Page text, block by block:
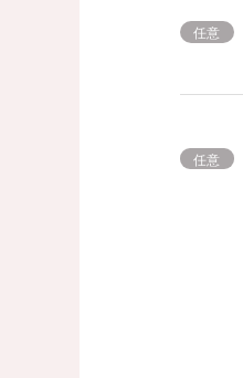
任意
任意